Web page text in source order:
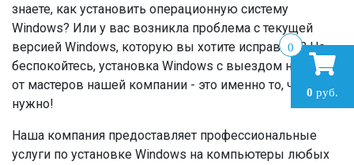
знаете, как установить операционную систему
Windows? Или у вас возникла проблема с текущей
версией Windows, которую вы хотите исправить? Не
беспокойтесь, установка Windows с выездом на дому
от мастеров нашей компании - это именно то, что вам
нужно!
Наша компания предоставляет профессиональные
услуги по установке Windows на компьютеры любых
0
0 руб.